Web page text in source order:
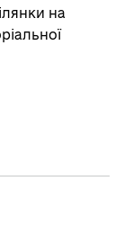
на